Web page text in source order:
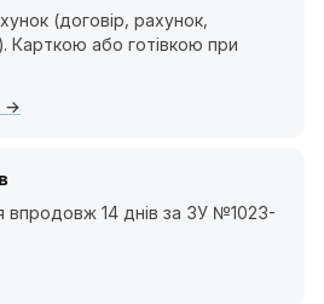
(договір, рахунок,
Карткою або готівкою при
впродовж 14 днів за ЗУ №1023-